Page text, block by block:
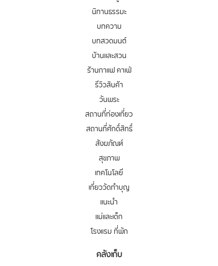
นิทานธรรมะ
บทความ
บทสวดมนต์
บ้านและสวน
ร้านกาแฟ คาเฟ่
รีวิวสินค้า
วันพระ
สถานที่ท่องเที่ยว
สถานที่ศักดิ์สิทธิ์
สังฆภัณฑ์
สุขภาพ
เทคโนโลยี
เที่ยววัดทำบุญ
แนะนำ
แม่และเด็ก
โรงแรม ที่พัก
คลังเก็บ